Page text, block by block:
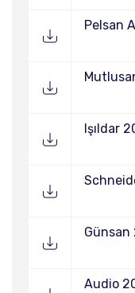
Pelsan
Işıldar
Audio